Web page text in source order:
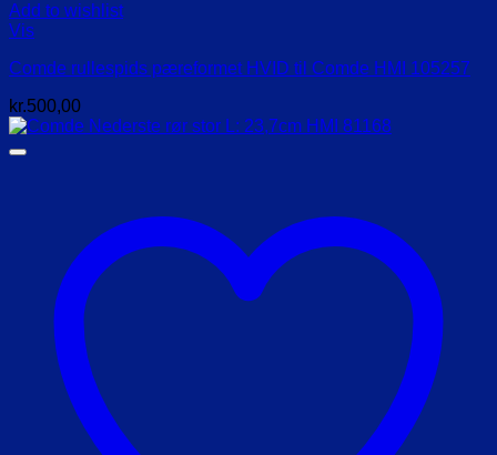
Add to wishlist
Vis
Comde rullespids pæreformet HVID til Comde HMI 105257
kr.500,00